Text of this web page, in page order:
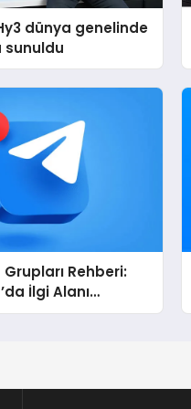
dünya genelinde
sunuldu
Rehberi:
İlgi Alanı
Bulmanın